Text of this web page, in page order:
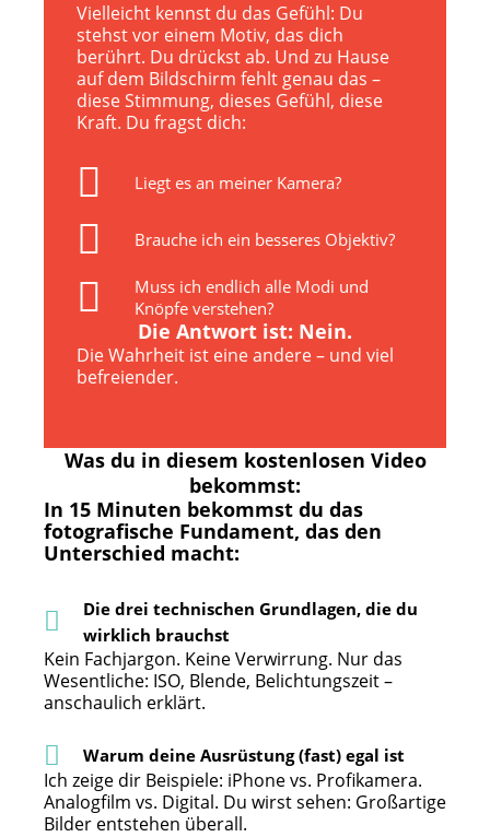
Vielleicht kennst du das Gefühl: Du
stehst vor einem Motiv, das dich
berührt. Du drückst ab. Und zu Hause
auf dem Bildschirm fehlt genau das –
diese Stimmung, dieses Gefühl, diese
Kraft. Du fragst dich:
Liegt es an meiner Kamera?
Brauche ich ein besseres Objektiv?
Muss ich endlich alle Modi und
Knöpfe verstehen?
Die Antwort ist: Nein.
Die Wahrheit ist eine andere – und viel
befreiender.
Was du in diesem kostenlosen Video
bekommst:
In 15 Minuten bekommst du das
fotografische Fundament, das den
Unterschied macht:
Die drei technischen Grundlagen, die du
wirklich brauchst
Kein Fachjargon. Keine Verwirrung. Nur das
Wesentliche: ISO, Blende, Belichtungszeit –
anschaulich erklärt.
Warum deine Ausrüstung (fast) egal ist
Ich zeige dir Beispiele: iPhone vs. Profikamera.
Analogfilm vs. Digital. Du wirst sehen: Großartige
Bilder entstehen überall.